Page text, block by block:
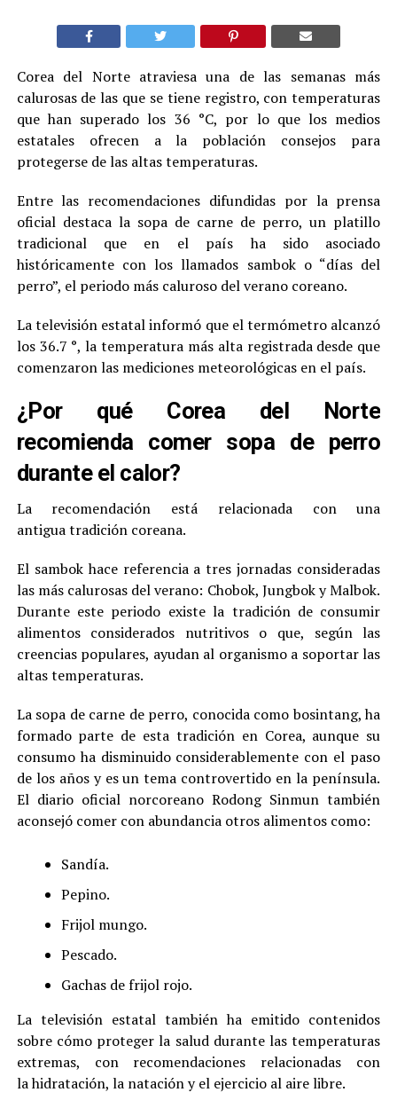
Corea del Norte atraviesa una de las semanas más
calurosas de las que se tiene registro, con temperaturas
que han superado los 36 °C, por lo que los medios
estatales ofrecen a la población consejos para
protegerse de las altas temperaturas.
Entre las recomendaciones difundidas por la prensa
oficial destaca la sopa de carne de perro, un platillo
tradicional que en el país ha sido asociado
históricamente con los llamados sambok o “días del
perro”, el periodo más caluroso del verano coreano.
La televisión estatal informó que el termómetro alcanzó
los 36.7 °, la temperatura más alta registrada desde que
comenzaron las mediciones meteorológicas en el país.
¿Por qué Corea del Norte
recomienda comer sopa de perro
durante el calor?
La recomendación está relacionada con una
antigua tradición coreana.
El sambok hace referencia a tres jornadas consideradas
las más calurosas del verano: Chobok, Jungbok y Malbok.
Durante este periodo existe la tradición de consumir
alimentos considerados nutritivos o que, según las
creencias populares, ayudan al organismo a soportar las
altas temperaturas.
La sopa de carne de perro, conocida como bosintang, ha
formado parte de esta tradición en Corea, aunque su
consumo ha disminuido considerablemente con el paso
de los años y es un tema controvertido en la península.
El diario oficial norcoreano Rodong Sinmun también
aconsejó comer con abundancia otros alimentos como:
Sandía.
Pepino.
Frijol mungo.
Pescado.
Gachas de frijol rojo.
La televisión estatal también ha emitido contenidos
sobre cómo proteger la salud durante las temperaturas
extremas, con recomendaciones relacionadas con
la hidratación, la natación y el ejercicio al aire libre.